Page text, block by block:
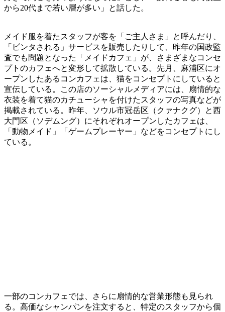
から20代まで若い層が多い」と話した。
メイド服を着たスタッフが客を「ご主人さま」と呼んだり、
「ビンタされる」サービスを販売したりして、昨年の国政監
査でも問題となった「メイドカフェ」が、さまざまなコンセ
プトのカフェへと変形して拡散している。先月、麻浦区にオ
ープンしたあるコンカフェは、猫をコンセプトにしていると
宣伝している。この店のソーシャルメディアには、扇情的な
衣装を着て猫のカチューシャを付けたスタッフの写真などが
掲載されている。昨年、ソウル市冠岳区（クァナクグ）と西
大門区（ソデムング）にそれぞれオープンしたカフェは、
「動物メイド」「ゲームプレーヤー」などをコンセプトにし
ている。
一部のコンカフェでは、さらに扇情的な営業形態も見られ
る。高価なシャンパンを注文すると、特定のスタッフから個